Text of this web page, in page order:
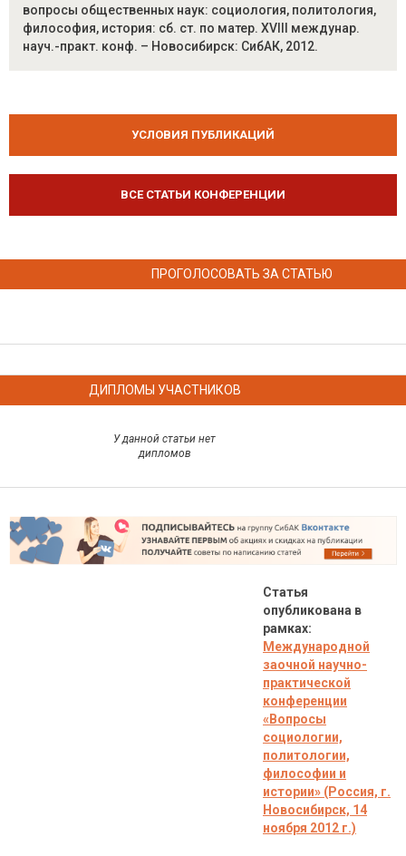
вопросы общественных наук: социология, политология,
философия, история: сб. ст. по матер. XVIII междунар.
науч.-практ. конф. – Новосибирск: СибАК, 2012.
УСЛОВИЯ ПУБЛИКАЦИЙ
ВСЕ СТАТЬИ КОНФЕРЕНЦИИ
ПРОГОЛОСОВАТЬ ЗА СТАТЬЮ
ДИПЛОМЫ УЧАСТНИКОВ
У данной статьи нет
дипломов
Статья
опубликована в
рамках:
Международной
заочной научно-
практической
конференции
«Вопросы
социологии,
политологии,
философии и
истории» (Россия, г.
Новосибирск, 14
ноября 2012 г.)